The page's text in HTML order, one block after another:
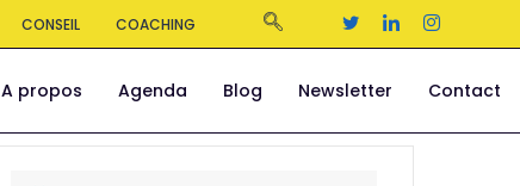
CONSEIL COACHING
A propos Agenda Blog Newsletter Contact